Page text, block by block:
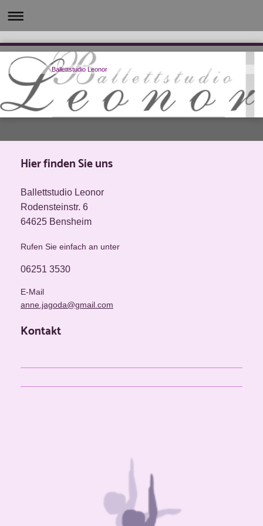
Ballettstudio Leonor
Hier finden Sie uns
Ballettstudio Leonor
Rodensteinstr. 6
64625 Bensheim
Rufen Sie einfach an unter
06251 3530
E-Mail
anne.jagoda@gmail.com
Kontakt